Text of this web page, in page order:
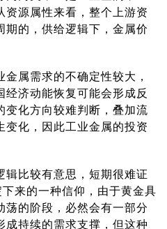
资源属性来看，整个上游资
期的，供给逻辑下，金属价
属需求的不确定性较大，
济动能恢复可能会形成反
变化方向较难判断，叠加流
变化，因此工业金属的投资
辑比较有意思，短期很难证
来的一种信仰，由于黄金具
荡的阶段，必然会有一部分
成持续的需求支撑，但这种